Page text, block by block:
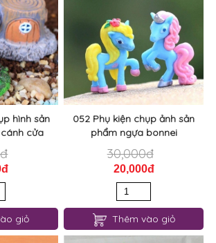
hình sản
cửa
giỏ
052 Phụ kiện chụp ảnh sản
phẩm ngựa bonnei
30,000đ
20,000đ
Thêm vào giỏ